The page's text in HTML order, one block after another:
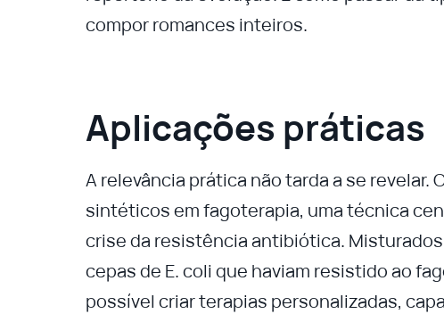
compor romances inteiros.
Aplicações práticas
A relevância prática não tarda a se
sintéticos em fagoterapia, uma técnica
crise da resistência antibiótica.
cepas de E. coli que haviam resistido ao
possível criar terapias personalizadas,